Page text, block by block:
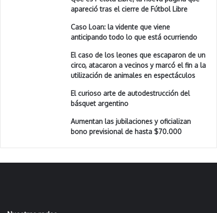
apareció tras el cierre de Fútbol Libre
Caso Loan: la vidente que viene
anticipando todo lo que está ocurriendo
El caso de los leones que escaparon de un
circo, atacaron a vecinos y marcó el fin a la
utilización de animales en espectáculos
El curioso arte de autodestrucción del
básquet argentino
Aumentan las jubilaciones y oficializan
bono previsional de hasta $70.000